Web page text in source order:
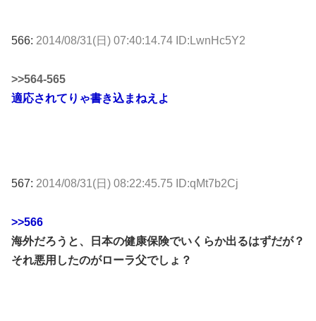
566: 2014/08/31(日) 07:40:14.74 ID:LwnHc5Y2
>>564-565
適応されてりゃ書き込まねえよ
567: 2014/08/31(日) 08:22:45.75 ID:qMt7b2Cj
>>566
海外だろうと、日本の健康保険でいくらか出るはずだが？
それ悪用したのがローラ父でしょ？